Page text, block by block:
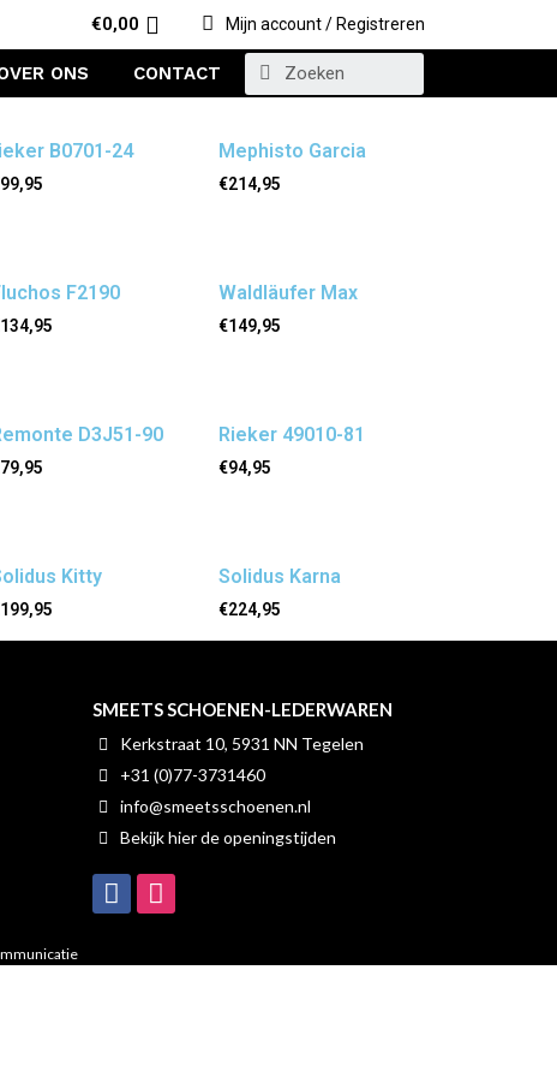
€0,00 Mijn account / Registreren
ONS CONTACT
B0701-24
99,95
Mephisto Garcia
€214,95
F2190
134,95
Waldläufer Max
€149,95
D3J51-90
79,95
Rieker 49010-81
€94,95
Kitty
199,95
Solidus Karna
€224,95
SMEETS SCHOENEN-LEDERWAREN
Kerkstraat 10, 5931 NN Tegelen
+31 (0)77-3731460
info@smeetsschoenen.nl
Bekijk hier de openingstijden